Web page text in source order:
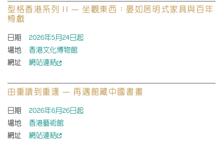
由重讀到重逢 — 再遇館藏中國書畫
日期
2026年6月26日起
場地
香港藝術館
網址
網站連結
型格香港系列 II — 坐觀東西：晏如居明式家具與百年
椅戲
日期
2026年5月24日起
場地
香港文化博物館
網址
網站連結